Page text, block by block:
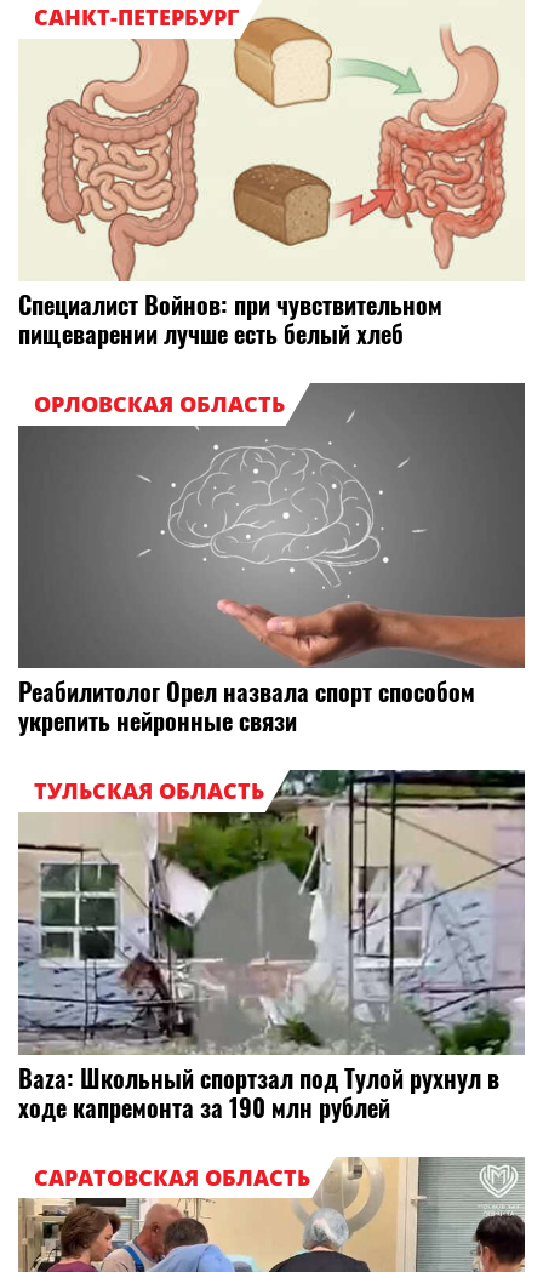
САНКТ-ПЕТЕРБУРГ
Специалист Войнов: при чувствительном
пищеварении лучше есть белый хлеб
ОРЛОВСКАЯ ОБЛАСТЬ
Реабилитолог Орел назвала спорт способом
укрепить нейронные связи
ТУЛЬСКАЯ ОБЛАСТЬ
Baza: Школьный спортзал под Тулой рухнул в
ходе капремонта за 190 млн рублей
САРАТОВСКАЯ ОБЛАСТЬ